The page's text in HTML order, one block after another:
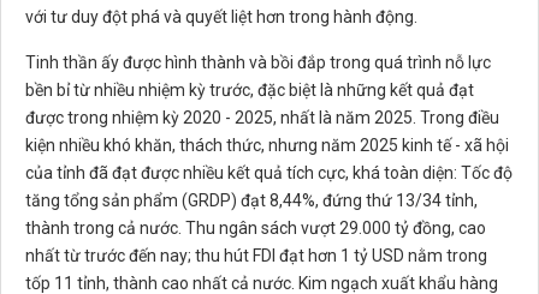
với tư duy đột phá và quyết liệt hơn trong hành động.
Tinh thần ấy được hình thành và bồi đắp trong quá trình nỗ lực
bền bỉ từ nhiều nhiệm kỳ trước, đặc biệt là những kết quả đạt
được trong nhiệm kỳ 2020 - 2025, nhất là năm 2025. Trong điều
kiện nhiều khó khăn, thách thức, nhưng năm 2025 kinh tế - xã hội
của tỉnh đã đạt được nhiều kết quả tích cực, khá toàn diện: Tốc độ
tăng tổng sản phẩm (GRDP) đạt 8,44%, đứng thứ 13/34 tỉnh,
thành trong cả nước. Thu ngân sách vượt 29.000 tỷ đồng, cao
nhất từ trước đến nay; thu hút FDI đạt hơn 1 tỷ USD nằm trong
tốp 11 tỉnh, thành cao nhất cả nước. Kim ngạch xuất khẩu hàng